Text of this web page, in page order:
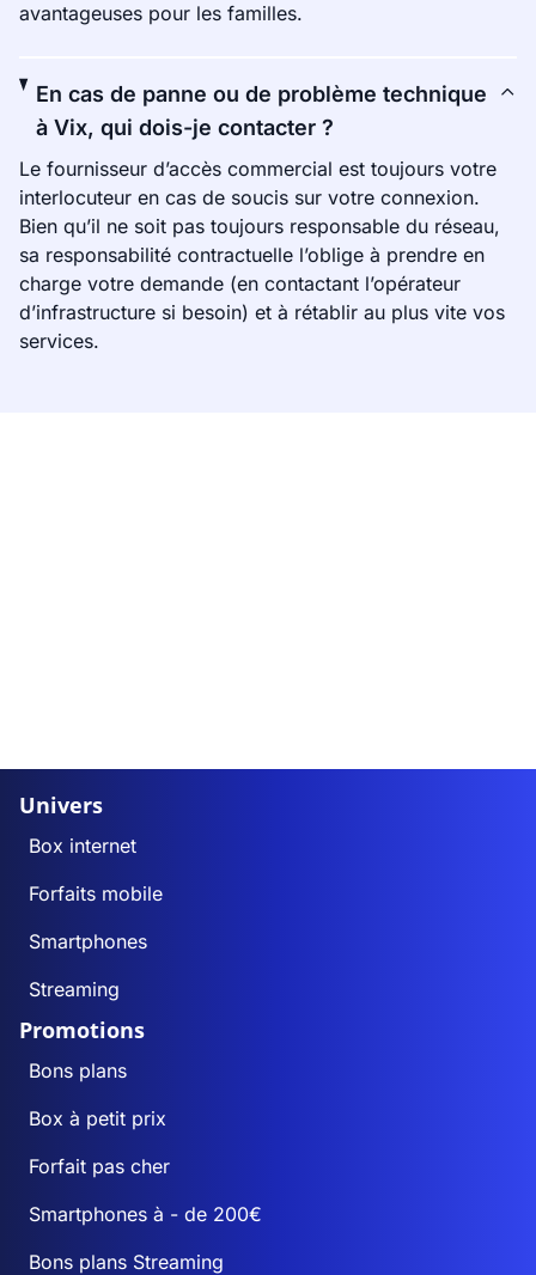
avantageuses pour les familles.
En cas de panne ou de problème technique
à Vix, qui dois-je contacter ?
Le fournisseur d’accès commercial est toujours votre
interlocuteur en cas de soucis sur votre connexion.
Bien qu’il ne soit pas toujours responsable du réseau,
sa responsabilité contractuelle l’oblige à prendre en
charge votre demande (en contactant l’opérateur
d’infrastructure si besoin) et à rétablir au plus vite vos
services.
Univers
Box internet
Forfaits mobile
Smartphones
Streaming
Promotions
Bons plans
Box à petit prix
Forfait pas cher
Smartphones à - de 200€
Bons plans Streaming